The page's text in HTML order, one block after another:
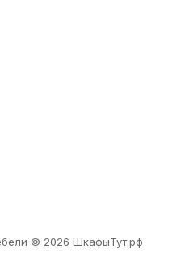
© 2026 ШкафыТут.рф